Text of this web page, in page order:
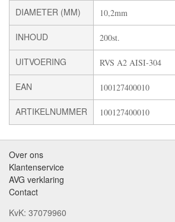
DIAMETER (MM) 10,2mm
INHOUD 200st.
UITVOERING RVS A2 AISI-304
EAN 100127400010
ARTIKELNUMMER 100127400010
Over ons
Klantenservice
AVG verklaring
Contact
KvK: 37079960